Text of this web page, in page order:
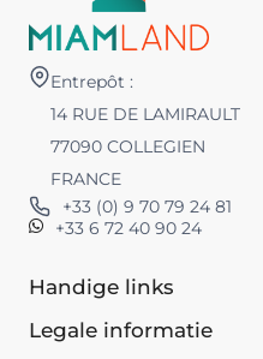
Entrepôt :
14 RUE DE LAMIRAULT
77090 COLLEGIEN
FRANCE
+33 (0) 9 70 79 24 81
+33 6 72 40 90 24
Handige links
Legale informatie